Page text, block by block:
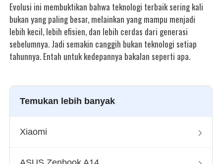
Evolusi ini membuktikan bahwa teknologi terbaik sering kali
bukan yang paling besar, melainkan yang mampu menjadi
lebih kecil, lebih efisien, dan lebih cerdas dari generasi
sebelumnya. Jadi semakin canggih bukan teknologi setiap
tahunnya. Entah untuk kedepannya bakalan seperti apa.
Temukan lebih banyak
Xiaomi ›